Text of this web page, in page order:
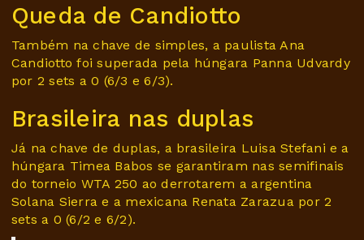
Queda de Candiotto
Também na chave de simples, a paulista Ana
Candiotto foi superada pela húngara Panna Udvardy
por 2 sets a 0 (6/3 e 6/3).
Brasileira nas duplas
Já na chave de duplas, a brasileira Luisa Stefani e a
húngara Timea Babos se garantiram nas semifinais
do torneio WTA 250 ao derrotarem a argentina
Solana Sierra e a mexicana Renata Zarazua por 2
sets a 0 (6/2 e 6/2).